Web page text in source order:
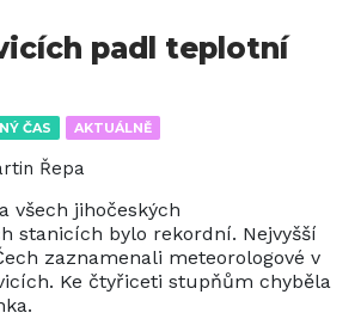
ČAS AKTUÁLNĚ
padl teplotní
Řepa
všech jihočeských
stanicích bylo rekordní. Nejvyšší
zaznamenali meteorologové v
Ke čtyřiceti stupňům chyběla